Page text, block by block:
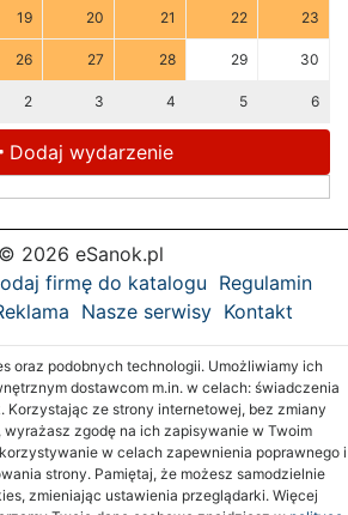
19 20 21 22 23
26 27 28 29 30
2 3 4 5 6
Dodaj wydarzenie
© 2026 eSanok.pl
firmę do katalogu Regulamin
Nasze serwisy Kontakt
oraz podobnych technologii. Umożliwiamy ich
dostawcom m.in. w celach: świadczenia
Korzystając ze strony internetowej, bez zmiany
zgodę na ich zapisywanie w Twoim
w celach zapewnienia poprawnego i
strony. Pamiętaj, że możesz samodzielnie
zmieniając ustawienia przeglądarki. Więcej